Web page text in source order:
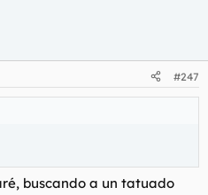
#247
buscando a un tatuado